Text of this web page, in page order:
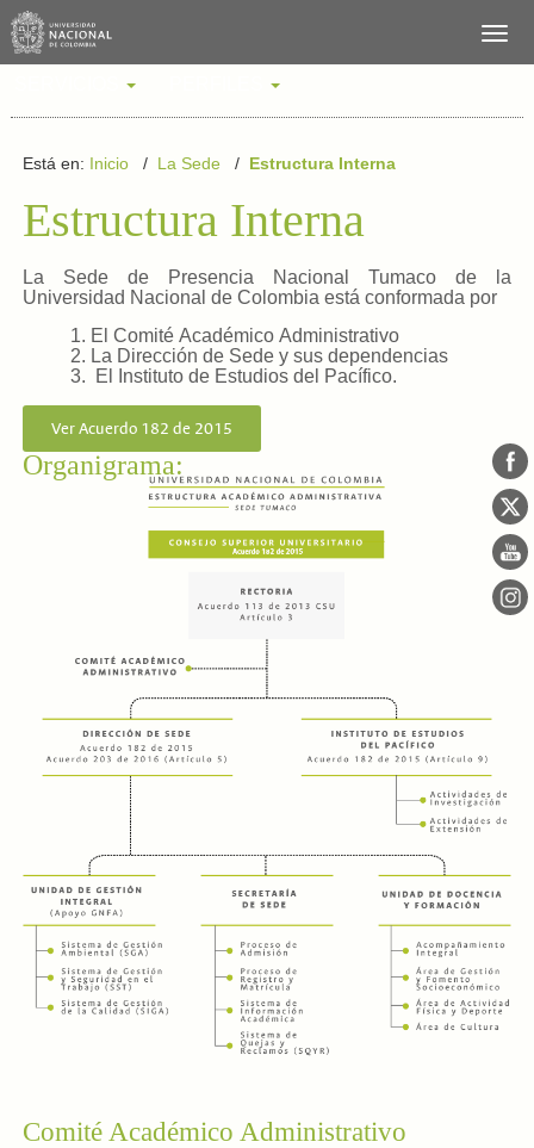
Está en: Inicio/ La Sede/ Estructura Interna
Estructura Interna
La Sede de Presencia Nacional Tumaco de la
Universidad Nacional de Colombia está conformada por
1. El Comité Académico Administrativo
2. La Dirección de Sede y sus dependencias
3. El Instituto de Estudios del Pacífico.
Ver Acuerdo 182 de 2015
Organigrama:
Comité Académico Administrativo